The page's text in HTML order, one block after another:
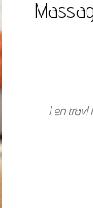
I en travl